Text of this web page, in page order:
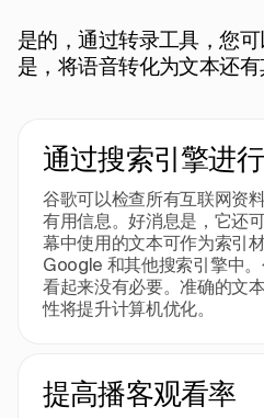
是的，通过转录工具，您
是，将语音转化为文本还有
通过搜索引擎进
谷歌可以检查所有互联网资
有用信息。好消息是，它还
幕中使用的文本可作为索引
Google 和其他搜索引擎中
看起来没有必要。准确的文
性将提升计算机优化。
提高播客观看率